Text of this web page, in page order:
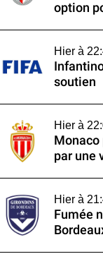
option
Hier à
soutien
Hier à
Monaco
par une
Hier à
Fumée